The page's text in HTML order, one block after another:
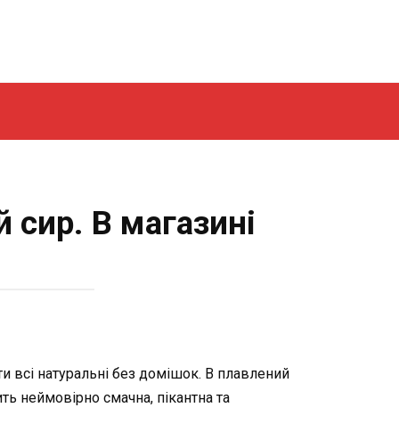
В магазині
всі натуральні без домішок. В плавлений
неймовірно смачна, пікантна та